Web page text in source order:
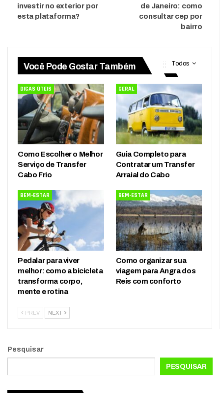
investir no exterior por
esta plataforma?
de Janeiro: como
consultar cep por
bairro
Todos
Você Pode Gostar Também
DICAS ÚTEIS
Como Escolher o Melhor
Serviço de Transfer
Cabo Frio
GERAL
Guia Completo para
Contratar um Transfer
Arraial do Cabo
BEM-ESTAR
Pedalar para viver
melhor: como a bicicleta
transforma corpo,
mente e rotina
BEM-ESTAR
Como organizar sua
viagem para Angra dos
Reis com conforto
PREV NEXT
Pesquisar
PESQUISAR